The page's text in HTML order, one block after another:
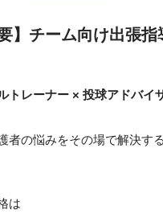
】チーム向け出張指
トレーナー × 投球アドバイ
者の悩みをその場で解決す
は